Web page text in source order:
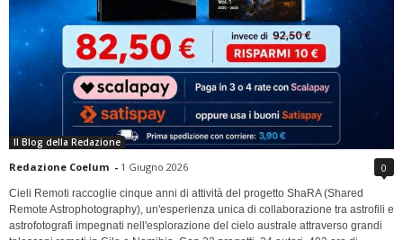
Il Blog della Redazione
Redazione Coelum - 1 Giugno 2026 0
Cieli Remoti raccoglie cinque anni di attività del progetto ShaRA (Shared
Remote Astrophotography), un'esperienza unica di collaborazione tra astrofili e
astrofotografi impegnati nell'esplorazione del cielo australe attraverso grandi